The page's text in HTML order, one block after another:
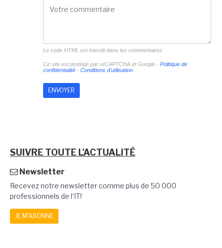
Le code HTML est interdit dans les commentaires
Ce site est protégé par reCAPTCHA et Google - Politique de
confidentialité- Conditions d'utilisation
SUIVRE TOUTE L'ACTUALITÉ
Newsletter
Recevez notre newsletter comme plus de 50 000
professionnels de l'IT!
JE M'ABONNE